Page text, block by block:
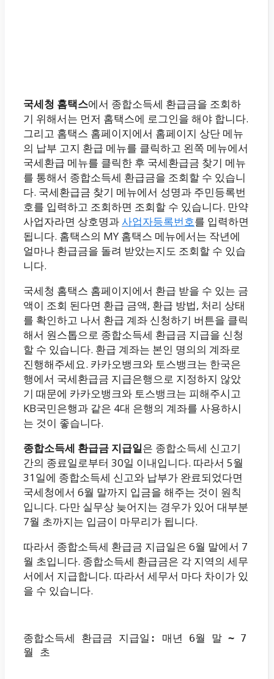
국세청 홈택스에서 종합소득세 환급금을 조회하
기 위해서는 먼저 홈택스에 로그인을 해야 합니다.
그리고 홈택스 홈페이지에서 홈페이지 상단 메뉴
의 납부 고지 환급 메뉴를 클릭하고 왼쪽 메뉴에서
국세환급 메뉴를 클릭한 후 국세환급금 찾기 메뉴
를 통해서 종합소득세 환급금을 조회할 수 있습니
다. 국세환급금 찾기 메뉴에서 성명과 주민등록번
호를 입력하고 조회하면 조회할 수 있습니다. 만약
사업자라면 상호명과사업자등록번호를 입력하면
됩니다. 홈택스의 MY 홈택스 메뉴에서는 작년에
얼마나 환급금을 돌려 받았는지도 조회할 수 있습
니다.
국세청 홈택스 홈페이지에서 환급 받을 수 있는 금
액이 조회 된다면 환급 금액, 환급 방법, 처리 상태
를 확인하고 나서 환급 계좌 신청하기 버튼을 클릭
해서 원스톱으로 종합소득세 환급금 지급을 신청
할 수 있습니다. 환급 계좌는 본인 명의의 계좌로
진행해주세요. 카카오뱅크와 토스뱅크는 한국은
행에서 국세환급금 지급은행으로 지정하지 않았
기 때문에 카카오뱅크와 토스뱅크는 피해주시고
KB국민은행과 같은 4대 은행의 계좌를 사용하시
는 것이 좋습니다.
종합소득세 환급금 지급일은 종합소득세 신고기
간의 종료일로부터 30일 이내입니다. 따라서 5월
31일에 종합소득세 신고와 납부가 완료되었다면
국세청에서 6월 말까지 입금을 해주는 것이 원칙
입니다. 다만 실무상 늦어지는 경우가 있어 대부분
7월 초까지는 입금이 마무리가 됩니다.
따라서 종합소득세 환급금 지급일은 6월 말에서 7
월 초입니다. 종합소득세 환급금은 각 지역의 세무
서에서 지급합니다. 따라서 세무서 마다 차이가 있
을 수 있습니다.
종합소득세 환급금 지급일: 매년 6월 말 ~ 7
월 초